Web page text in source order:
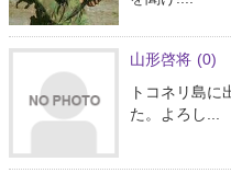
山形啓将 (0)
トコネリ島に
た。よろし...